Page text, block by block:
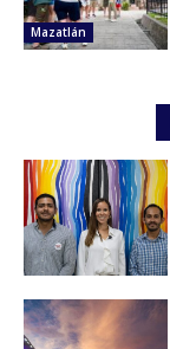
Mazatlán